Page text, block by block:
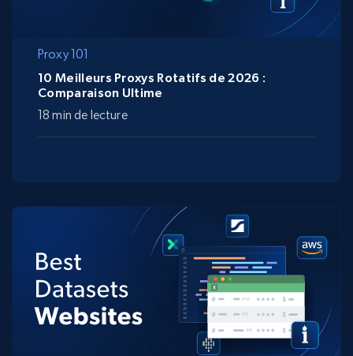
Proxy 101
10 Meilleurs Proxys Rotatifs de 2026 :
Comparaison Ultime
18 min de lecture